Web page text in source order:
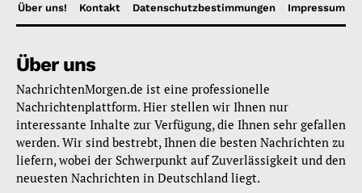
Über uns! Kontakt Datenschutzbestimmungen Impressum
Über uns
NachrichtenMorgen.de ist eine professionelle
Nachrichtenplattform. Hier stellen wir Ihnen nur
interessante Inhalte zur Verfügung, die Ihnen sehr gefallen
werden. Wir sind bestrebt, Ihnen die besten Nachrichten zu
liefern, wobei der Schwerpunkt auf Zuverlässigkeit und den
neuesten Nachrichten in Deutschland liegt.